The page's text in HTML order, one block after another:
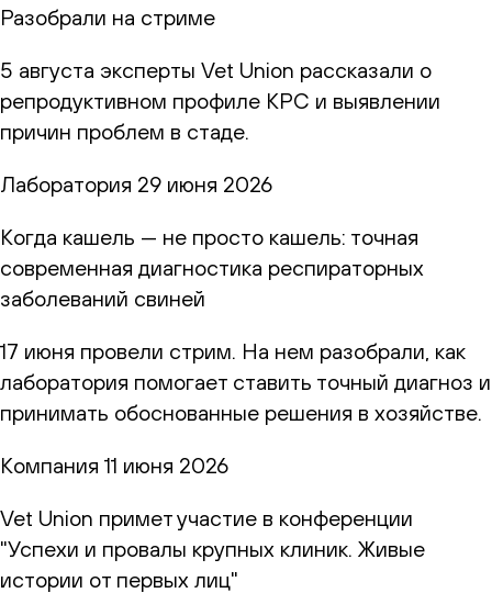
Разобрали на стриме
5 августа эксперты Vet Union рассказали о
репродуктивном профиле КРС и выявлении
причин проблем в стаде.
Лаборатория 29 июня 2026
Когда кашель — не просто кашель: точная
современная диагностика респираторных
заболеваний свиней
17 июня провели стрим. На нем разобрали, как
лаборатория помогает ставить точный диагноз и
принимать обоснованные решения в хозяйстве.
Компания 11 июня 2026
Vet Union примет участие в конференции
"Успехи и провалы крупных клиник. Живые
истории от первых лиц"